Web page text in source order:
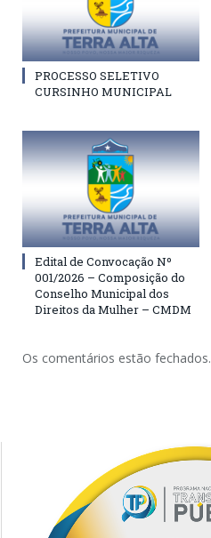
PROCESSO SELETIVO
CURSINHO MUNICIPAL
Edital de Convocação Nº
001/2026 – Composição do
Conselho Municipal dos
Direitos da Mulher – CMDM
Os comentários estão fechados.